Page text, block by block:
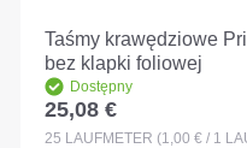
Taśmy krawędziowe
bez klapki foliowej
Dostępny
Cena regularna:
25,08 €
25 LAUFMETER (1,00 € / 1